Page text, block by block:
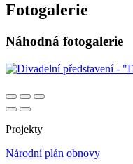
Fotogalerie
Náhodná fotogalerie
Projekty
Národní plán obnovy